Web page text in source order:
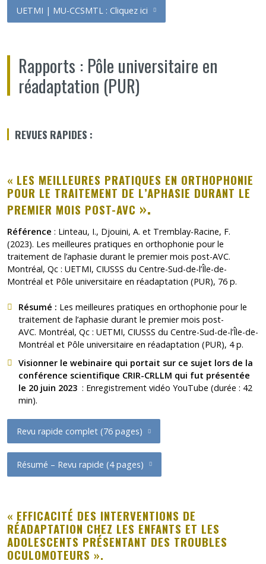
UETMI | MU-CCSMTL : Cliquez ici
Rapports : Pôle universitaire en
réadaptation (PUR)
REVUES RAPIDES :
« LES MEILLEURES PRATIQUES EN ORTHOPHONIE
POUR LE TRAITEMENT DE L’APHASIE DURANT LE
PREMIER MOIS POST-AVC ».
Référence : Linteau, I., Djouini, A. et Tremblay-Racine, F.
(2023). Les meilleures pratiques en orthophonie pour le
traitement de l’aphasie durant le premier mois post-AVC.
Montréal, Qc : UETMI, CIUSSS du Centre-Sud-de-l’Île-de-
Montréal et Pôle universitaire en réadaptation (PUR), 76 p.
Résumé : Les meilleures pratiques en orthophonie pour le
traitement de l’aphasie durant le premier mois post-
AVC. Montréal, Qc : UETMI, CIUSSS du Centre-Sud-de-l’Île-de-
Montréal et Pôle universitaire en réadaptation (PUR), 4 p.
Visionner le webinaire qui portait sur ce sujet lors de la
conférence scientifique CRIR-CRLLM qui fut présentée
le 20 juin 2023: Enregistrement vidéo YouTube (durée : 42
min).
Revu rapide complet (76 pages)
Résumé – Revu rapide (4 pages)
« EFFICACITÉ DES INTERVENTIONS DE
RÉADAPTATION CHEZ LES ENFANTS ET LES
ADOLESCENTS PRÉSENTANT DES TROUBLES
OCULOMOTEURS ».